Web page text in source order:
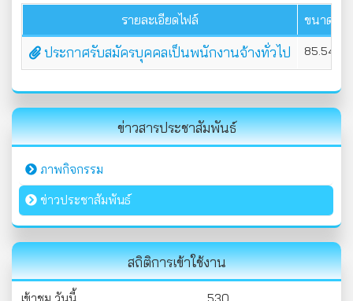
รายละเอียดไฟล์ ขนาดไฟล์
ประกาศรับสมัครบุคคลเป็นพนักงานจ้างทั่วไป 85.54 KB
ข่าวสารประชาสัมพันธ์
ภาพกิจกรรม
ข่าวประชาสัมพันธ์
สถิติการเข้าใช้งาน